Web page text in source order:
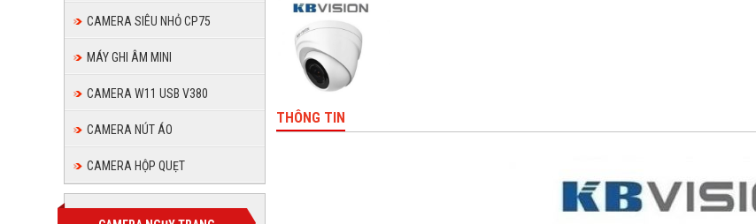
CAMERA SIÊU NHỎ CP75
MÁY GHI ÂM MINI
CAMERA W11 USB V380
CAMERA NÚT ÁO
CAMERA HỘP QUẸT
THÔNG TIN